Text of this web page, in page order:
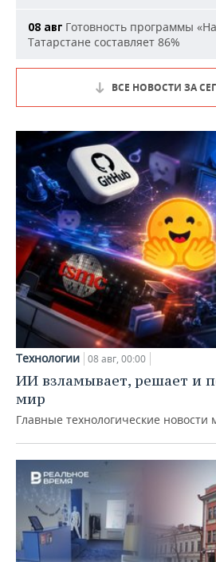
08 авг Готовность программы
Татарстане составляет 86%
ВСЕ НОВОСТИ ЗА
Технологии 08 авг, 00:00
ИИ взламывает, решает и
мир
Главные технологические